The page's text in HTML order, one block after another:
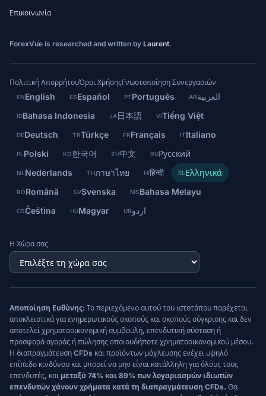
Επικοινωνία
ForexVue is researched and written by Laurent.
Πολιτική ΑπορρήτουΌροι ΧρήσηςΓνωστοποίηση Συνεργασιών
ENEnglish ESEspañol PTPortuguês ARالعربية
IDBahasa Indonesia JA日本語 VITiếng Việt
DEDeutsch TRTürkçe FRFrançais ITItaliano
PL Polski KO한국어 ZH中文 RUРусский
NL Nederlands THภาษาไทย HIहिन्दी EL Ελληνικά
RORomână SVSvenska MSBahasa Melayu
CSČeština HUMagyar URاردو
Η Χώρα σας
Αποποίηση Ευθύνης: Το περιεχόμενο αυτού του ιστοτόπου παρέχεται
αποκλειστικά για ενημερωτικούς σκοπούς και σκοπούς σύγκρισης και δεν
αποτελεί χρηματοοικονομική συμβουλή, επενδυτική σύσταση ή
προσφορά αγοράς ή πώλησης οποιουδήποτε χρηματοοικονομικού μέσου.
Η διαπραγμάτευση CFDs και προϊόντων μόχλευσης ενέχει υψηλό
επίπεδο κινδύνου και μπορεί να μην είναι κατάλληλη για όλους τους
επενδυτές, και μεταξύ 74% και 89% των λογαριασμών ιδιωτών
επενδυτών χάνουν χρήματα κατά τη διαπραγμάτευση CFDs. Θα